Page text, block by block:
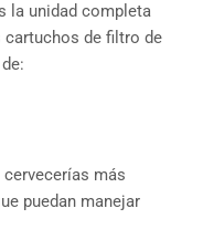
la unidad completa
de filtro de
cervecerías más
puedan manejar